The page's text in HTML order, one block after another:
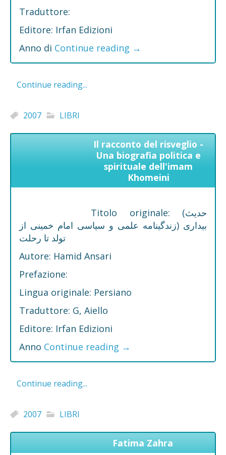
Traduttore:
Editore: Irfan Edizioni
Anno di Continue reading →
Continue reading...
2007 LIBRI
Il racconto del risveglio -
Una biografia politica e
spirituale dell'imam
Khomeini
Titolo originale: (حدیث
بیداری (زندگینامه علمی و سیاسی امام خمینی از
تولد تا رحلت
Autore: Hamid Ansari
Prefazione:
Lingua originale: Persiano
Traduttore: G, Aiello
Editore: Irfan Edizioni
Anno Continue reading →
Continue reading...
2007 LIBRI
Fatima Zahra